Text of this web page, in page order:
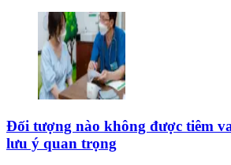
Đối tượng nào không được tiêm
lưu ý quan trọng